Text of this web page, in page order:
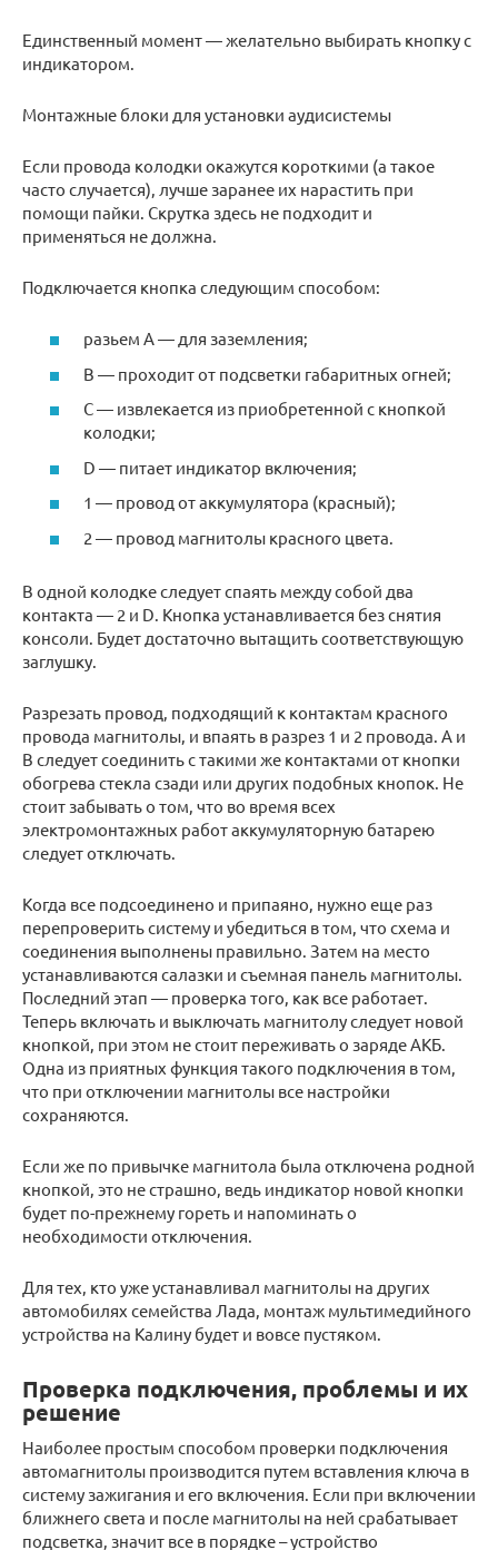
Единственный момент — желательно выбирать кнопку с
индикатором.
Монтажные блоки для установки аудисистемы
Если провода колодки окажутся короткими (а такое
часто случается), лучше заранее их нарастить при
помощи пайки. Скрутка здесь не подходит и
применяться не должна.
Подключается кнопка следующим способом:
разьем А — для заземления;
В — проходит от подсветки габаритных огней;
С — извлекается из приобретенной с кнопкой
колодки;
D — питает индикатор включения;
1 — провод от аккумулятора (красный);
2 — провод магнитолы красного цвета.
В одной колодке следует спаять между собой два
контакта — 2 и D. Кнопка устанавливается без снятия
консоли. Будет достаточно вытащить соответствующую
заглушку.
Разрезать провод, подходящий к контактам красного
провода магнитолы, и впаять в разрез 1 и 2 провода. А и
В следует соединить с такими же контактами от кнопки
обогрева стекла сзади или других подобных кнопок. Не
стоит забывать о том, что во время всех
электромонтажных работ аккумуляторную батарею
следует отключать.
Когда все подсоединено и припаяно, нужно еще раз
перепроверить систему и убедиться в том, что схема и
соединения выполнены правильно. Затем на место
устанавливаются салазки и съемная панель магнитолы.
Последний этап — проверка того, как все работает.
Теперь включать и выключать магнитолу следует новой
кнопкой, при этом не стоит переживать о заряде АКБ.
Одна из приятных функция такого подключения в том,
что при отключении магнитолы все настройки
сохраняются.
Если же по привычке магнитола была отключена родной
кнопкой, это не страшно, ведь индикатор новой кнопки
будет по-прежнему гореть и напоминать о
необходимости отключения.
Для тех, кто уже устанавливал магнитолы на других
автомобилях семейства Лада, монтаж мультимедийного
устройства на Калину будет и вовсе пустяком.
Проверка подключения, проблемы и их
решение
Наиболее простым способом проверки подключения
автомагнитолы производится путем вставления ключа в
систему зажигания и его включения. Если при включении
ближнего света и после магнитолы на ней срабатывает
подсветка, значит все в порядке – устройство